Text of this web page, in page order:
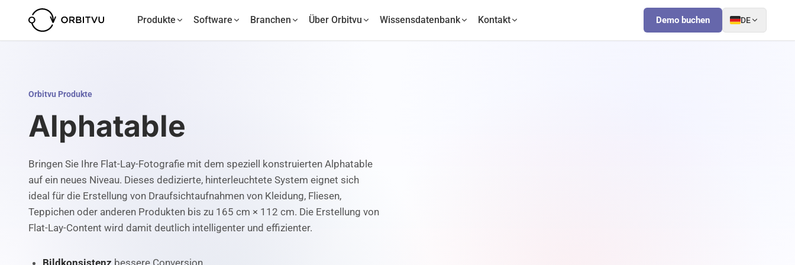
Produkte Software Branchen Über Orbitvu Wissensdatenbank Kontakt Demo buchen DE
Orbitvu Produkte
Alphatable
Bringen Sie Ihre Flat-Lay-Fotografie mit dem speziell konstruierten Alphatable
auf ein neues Niveau. Dieses dedizierte, hinterleuchtete System eignet sich
ideal für die Erstellung von Draufsichtaufnahmen von Kleidung, Fliesen,
Teppichen oder anderen Produkten bis zu 165 cm × 112 cm. Die Erstellung von
Flat-Lay-Content wird damit deutlich intelligenter und effizienter.
Bildkonsistenz bessere Conversion